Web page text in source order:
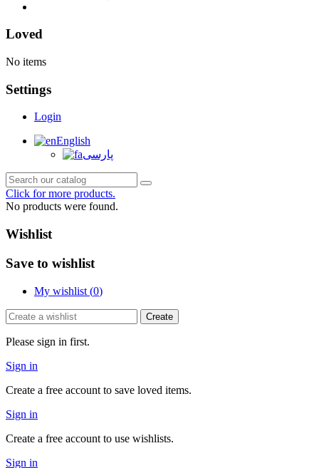
Loved
No items
Settings
Login
English
پارسی
Click for more products.
No products were found.
Wishlist
Save to wishlist
My wishlist (0)
Create
Please sign in first.
Sign in
Create a free account to save loved items.
Sign in
Create a free account to use wishlists.
Sign in